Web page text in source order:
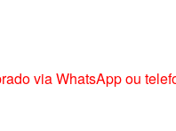
via WhatsApp ou